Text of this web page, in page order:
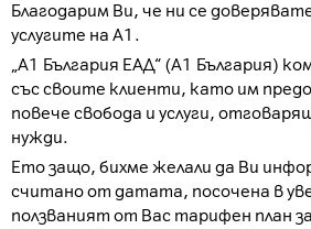
Благодарим Ви, че ни се
услугите на А1.
„А1 България ЕАД“ (А1 България)
със своите клиенти, като им
повече свобода и услуги,
нужди.
Ето защо, бихме желали да Ви
считано от датата, посочена в
ползваният от Вас тарифен план за